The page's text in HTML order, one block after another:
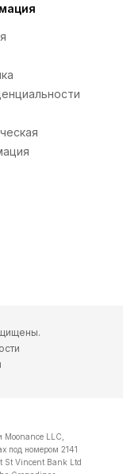
LLC,
под номером 2141
St Vincent Bank Ltd